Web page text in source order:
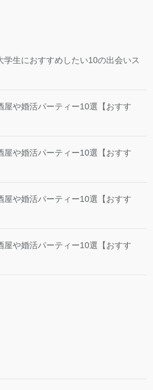
学生におすすめしたい10の出会いス
屋や婚活パーティー10選【おすす
屋や婚活パーティー10選【おすす
屋や婚活パーティー10選【おすす
屋や婚活パーティー10選【おすす